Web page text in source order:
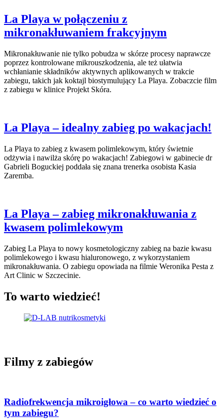
La Playa w połączeniu z
mikronakłuwaniem frakcyjnym
Mikronakłuwanie nie tylko pobudza w skórze procesy naprawcze
poprzez kontrolowane mikrouszkodzenia, ale też ułatwia
wchłanianie składników aktywnych aplikowanych w trakcie
zabiegu, takich jak koktajl biostymulujący La Playa. Zobaczcie film
z zabiegu w klinice Projekt Skóra.
La Playa – idealny zabieg po wakacjach!
La Playa to zabieg z kwasem polimlekowym, który świetnie
odżywia i nawilża skórę po wakacjach! Zabiegowi w gabinecie dr
Gabrieli Boguckiej poddała się znana trenerka osobista Kasia
Zaremba.
La Playa – zabieg mikronakłuwania z
kwasem polimlekowym
Zabieg La Playa to nowy kosmetologiczny zabieg na bazie kwasu
polimlekowego i kwasu hialuronowego, z wykorzystaniem
mikronakłuwania. O zabiegu opowiada na filmie Weronika Pesta z
Art Clinic w Szczecinie.
To warto wiedzieć!
Filmy z zabiegów
Radiofrekwencja mikroigłowa – co warto wiedzieć o
tym zabiegu?